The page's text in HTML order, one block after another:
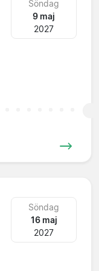
Söndag
9 maj
2027
Söndag
16 maj
2027